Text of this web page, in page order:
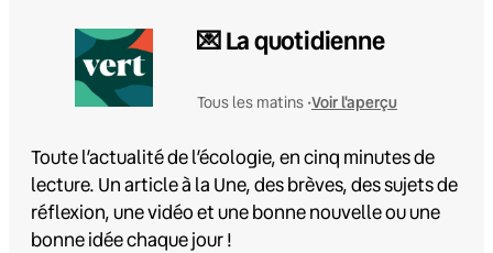
💌 La quotidienne
Tous les matins •Voir l'aperçu
Toute l’actualité de l’écologie, en cinq minutes de
lecture. Un article à la Une, des brèves, des sujets de
réflexion, une vidéo et une bonne nouvelle ou une
bonne idée chaque jour !